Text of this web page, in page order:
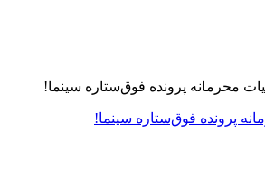
پرونده فوق‌ستاره سینما!